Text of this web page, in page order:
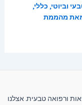
וביוטי, כללי,
מהממת
ורפואה טבעית. אצלנו